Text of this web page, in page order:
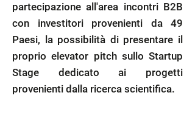
partecipazione all'area incontri B2B
con investitori provenienti da 49
Paesi, la possibilità di presentare il
proprio elevator pitch sullo Startup
Stage dedicato ai progetti
provenienti dalla ricerca scientifica.